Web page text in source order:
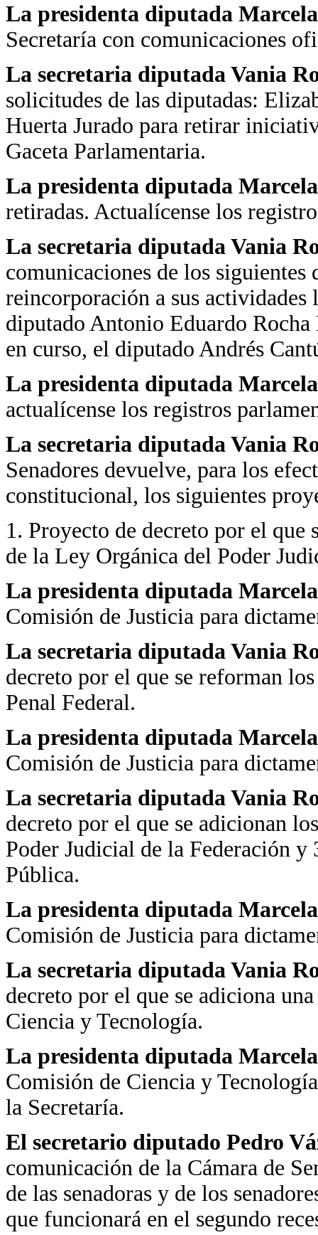
La presidenta diputada
Secretaría con comunicaciones
La secretaria diputada Vania
solicitudes de las diputadas:
Huerta Jurado para retirar
Gaceta Parlamentaria.
La presidenta diputada
retiradas. Actualícense los
La secretaria diputada Vania
comunicaciones de los
reincorporación a sus
diputado Antonio Eduardo
en curso, el diputado Andrés
La presidenta diputada
actualícense los registros
La secretaria diputada Vania
Senadores devuelve, para los
constitucional, los siguientes
1. Proyecto de decreto por el
de la Ley Orgánica del Poder
La presidenta diputada
Comisión de Justicia para
La secretaria diputada Vania
decreto por el que se reforman
Penal Federal.
La presidenta diputada
Comisión de Justicia para
La secretaria diputada Vania
decreto por el que se adicionan
Poder Judicial de la Federación
Pública.
La presidenta diputada
Comisión de Justicia para
La secretaria diputada Vania
decreto por el que se adiciona
Ciencia y Tecnología.
La presidenta diputada
Comisión de Ciencia y
la Secretaría.
El secretario diputado Pedro
comunicación de la Cámara de
de las senadoras y de los
que funcionará en el segundo